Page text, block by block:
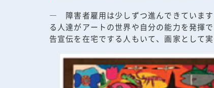
― 障害者雇用は少しずつ進んできています
る人達がアートの世界や自分の能力を発揮
告宣伝を在宅でする人もいて、画家として